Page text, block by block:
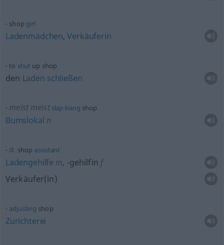
shop girl
Ladenmädchen,Verkäuferin
to shut up shop
den Laden schließen
meistmeistslap-bang shop
Bumslokal n
a. shop assistant
Ladengehilfe m, -gehilfin f
Verkäufer(in)
adjusting shop
Zurichterei